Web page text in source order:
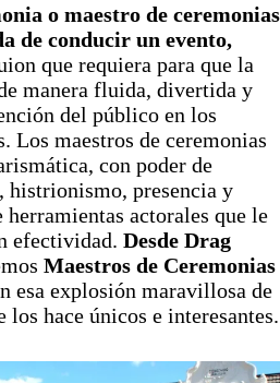
o maestro de ceremonias
de conducir un evento,
que requiera para que la
manera fluida, divertida y
del público en los
Los maestros de ceremonias
con poder de
histrionismo, presencia y
actorales que le
efectividad. Desde Drag
Maestros de Ceremonias
esa explosión maravillosa de
los hace únicos e interesantes.